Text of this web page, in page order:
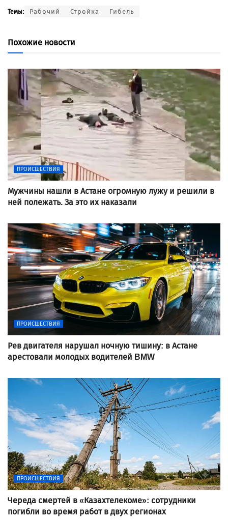
Темы: Рабочий Стройка Гибель
Похожие новости
ПРОИСШЕСТВИЯ
Мужчины нашли в Астане огромную лужу и решили в
ней полежать. За это их наказали
ПРОИСШЕСТВИЯ
Рев двигателя нарушал ночную тишину: в Астане
арестовали молодых водителей BMW
ПРОИСШЕСТВИЯ
Череда смертей в «Казахтелекоме»: сотрудники
погибли во время работ в двух регионах